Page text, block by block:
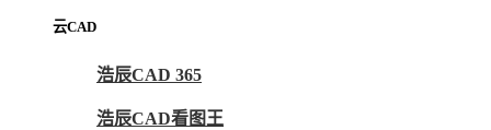
云CAD
浩辰CAD 365
浩辰CAD看图王